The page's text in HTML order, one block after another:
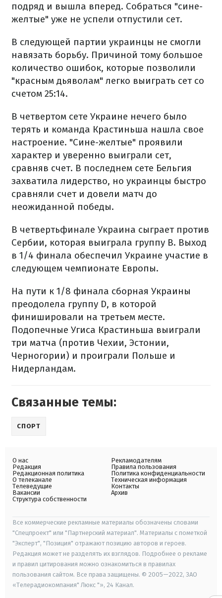
подряд и вышла вперед. Собраться "сине-
желтые" уже не успели отпустили сет.
В следующей партии украинцы не смогли
навязать борьбу. Причиной тому большое
количество ошибок, которые позволили
"красным дьяволам" легко выиграть сет со
счетом 25:14.
В четвертом сете Украине нечего было
терять и команда Крастиньша нашла свое
настроение. "Сине-желтые" проявили
характер и уверенно выиграли сет,
сравняв счет. В последнем сете Бельгия
захватила лидерство, но украинцы быстро
сравняли счет и довели матч до
неожиданной победы.
В четвертьфинале Украина сыграет против
Сербии, которая выиграла группу B. Выход
в 1/4 финала обеспечил Украине участие в
следующем чемпионате Европы.
На пути к 1/8 финала сборная Украины
преодолела группу D, в которой
финишировали на третьем месте.
Подопечные Угиса Крастиньша выиграли
три матча (против Чехии, Эстонии,
Черногории) и проиграли Польше и
Нидерландам.
Связанные темы:
СПОРТ
О нас
Редакция
Редакционная политика
О телеканале
Телеведущие
Вакансии
Структура собственности
Рекламодателям
Правила пользования
Политика конфиденциальности
Техническая информация
Контакты
Архив
Все коммерческие рекламные материалы обозначены словами
"Спецпроект" или "Партнерский материал". Материалы с пометкой
"Эксперт", "Позиция" отражают позицию авторов и героев.
Редакция может не разделять их взглядов. Подробнее о рекламе
и правил цитирования можно ознакомиться в правилах
пользования сайтом. Все права защищены. © 2005—2022, ЗАО
«Телерадиокомпания" Люкс "», 24 Канал.